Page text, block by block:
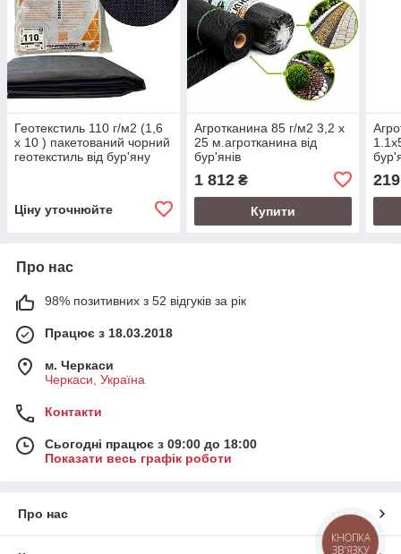
Геотекстиль 110 г/м2 (1,6
х 10 ) пакетований чорний
геотекстиль від бур'яну
Ціну уточнюйте
Агротканина 85 г/м2 3,2 х
25 м.агротканина від
бур'янів
1 812₴
Купити
219
Про нас
98% позитивних з 52 відгуків за рік
Працює з 18.03.2018
м. Черкаси
Черкаси, Україна
Контакти
Сьогодні працює з 09:00 до 18:00
Показати весь графік роботи
Про нас
КНОПКА
ЗВ'ЯЗКУ